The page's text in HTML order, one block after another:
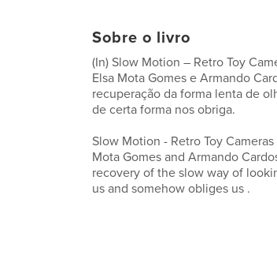
Sobre o livro
(In) Slow Motion – Retro Toy
Elsa Mota Gomes e Armando
recuperação da forma lenta de
de certa forma nos obriga.
Slow Motion - Retro Toy
Mota Gomes and Armando
recovery of the slow way of
us and somehow obliges us .